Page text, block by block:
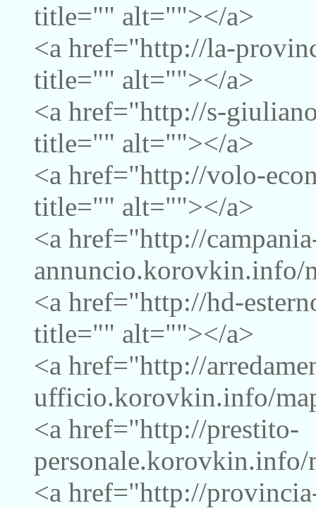
title="" alt=""></a>
<a href="http://la-
title="" alt=""></a>
<a href="http://s-
title="" alt=""></a>
<a href="http://volo-
title="" alt=""></a>
<a href="http://
<a href="http://hd-
title="" alt=""></a>
<a href="http://
ufficio.korovkin.info/
<a href="http://prestito-
<a href="http://